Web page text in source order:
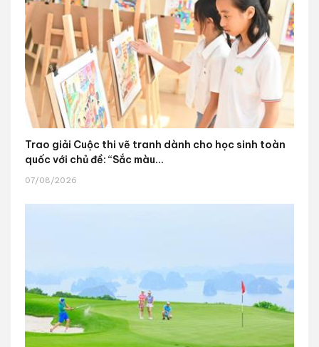
Trao giải Cuộc thi vẽ tranh dành cho học sinh toàn
quốc với chủ đề: “Sắc màu...
07/08/2026